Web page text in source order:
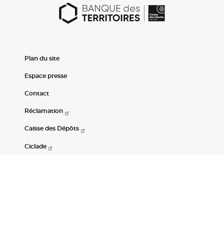
Plan du site
Espace presse
Contact
Réclamation
Caisse des Dépôts
Ciclade